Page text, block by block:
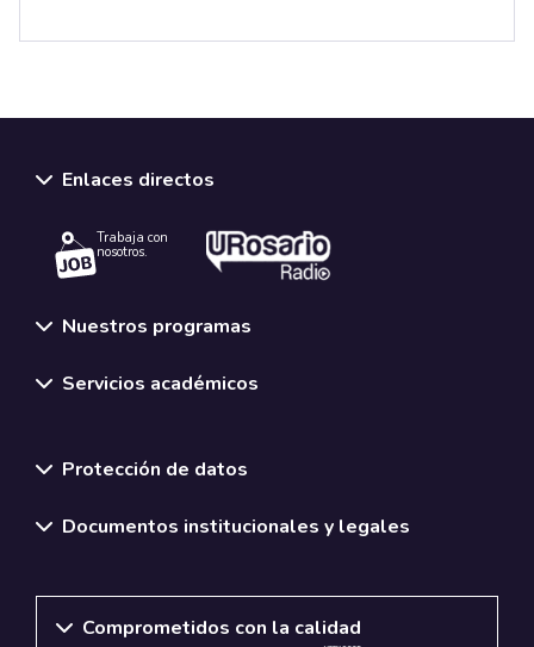
Enlaces directos
Trabaja con
nosotros.
Nuestros programas
Servicios académicos
Protección de datos
Documentos institucionales y legales
Comprometidos con la calidad